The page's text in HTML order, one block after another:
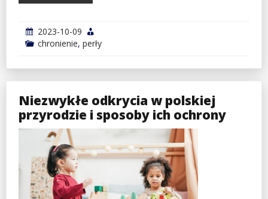
2023-10-09
chronienie, perły
Niezwykłe odkrycia w polskiej
przyrodzie i sposoby ich ochrony